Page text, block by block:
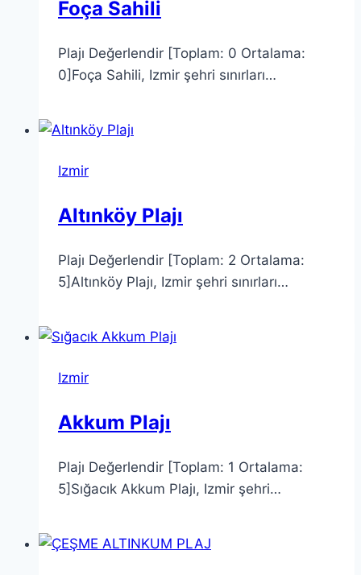
Foça Sahili
Plajı Değerlendir [Toplam: 0 Ortalama:
0]Foça Sahili, Izmir şehri sınırları…
Izmir
Altınköy Plajı
Plajı Değerlendir [Toplam: 2 Ortalama:
5]Altınköy Plajı, Izmir şehri sınırları…
Izmir
Akkum Plajı
Plajı Değerlendir [Toplam: 1 Ortalama:
5]Sığacık Akkum Plajı, Izmir şehri…